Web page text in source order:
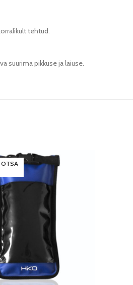
tehtud.
suurima pikkuse ja laiuse.
OTSA